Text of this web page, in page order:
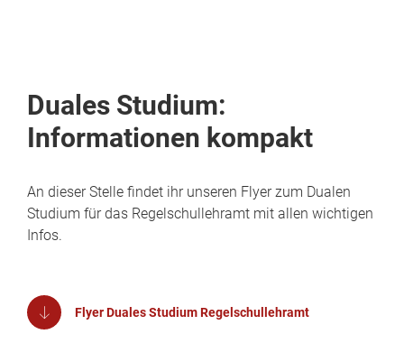
Duales Studium:
Informationen kompakt
An dieser Stelle findet ihr unseren Flyer zum Dualen
Studium für das Regelschullehramt mit allen wichtigen
Infos.
Flyer Duales Studium Regelschullehramt